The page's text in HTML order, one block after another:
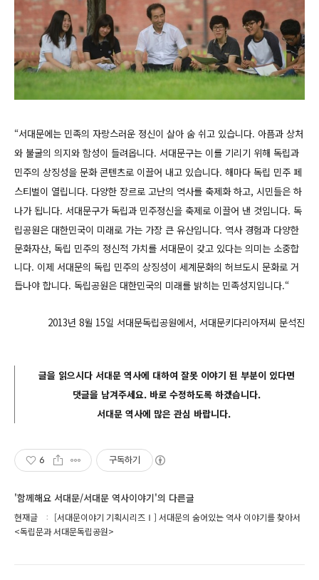
“서대문에는 민족의 자랑스러운 정신이 살아 숨 쉬고 있습니다. 아픔과 상처
와 불굴의 의지와 함성이 들려옵니다. 서대문구는 이를 기리기 위해 독립과
민주의 상징성을 문화 콘텐츠로 이끌어 내고 있습니다. 해마다 독립 민주 페
스티벌이 열립니다. 다양한 장르로 고난의 역사를 축제화 하고, 시민들은 하
나가 됩니다. 서대문구가 독립과 민주정신을 축제로 이끌어 낸 것입니다. 독
립공원은 대한민국이 미래로 가는 가장 큰 유산입니다. 역사 경험과 다양한
문화자산, 독립 민주의 정신적 가치를 서대문이 갖고 있다는 의미는 소중합
니다. 이제 서대문의 독립 민주의 상징성이 세계문화의 허브도시 문화로 거
듭나야 합니다. 독립공원은 대한민국의 미래를 밝히는 민족성지입니다.“
2013년 8월 15일 서대문독립공원에서, 서대문키다리아저씨 문석진
글을 읽으시다 서대문 역사에 대하여 잘못 이야기 된 부분이 있다면
댓글을 남겨주세요. 바로 수정하도록 하겠습니다.
서대문 역사에 많은 관심 바랍니다.
6 구독하기
'함께해요 서대문/서대문 역사이야기'의 다른글
현재글
[서대문이야기 기획시리즈Ⅰ] 서대문의 숨어있는 역사 이야기를 찾아서
<독립문과 서대문독립공원>